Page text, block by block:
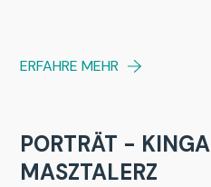
ERFAHRE MEHR
PORTRÄT - KINGA
MASZTALERZ